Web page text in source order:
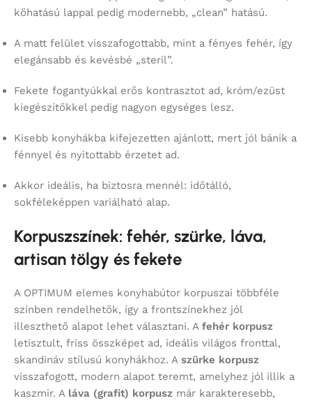
kőhatású lappal pedig modernebb, „clean” hatású.
A matt felület visszafogottabb, mint a fényes fehér, így
elegánsabb és kevésbé „steril”.
Fekete fogantyúkkal erős kontrasztot ad, króm/ezüst
kiegészítőkkel pedig nagyon egységes lesz.
Kisebb konyhákba kifejezetten ajánlott, mert jól bánik a
fénnyel és nyitottabb érzetet ad.
Akkor ideális, ha biztosra mennél: időtálló,
sokféleképpen variálható alap.
Korpuszszínek: fehér, szürke, láva,
artisan tölgy és fekete
A OPTIMUM elemes konyhabútor korpuszai többféle
színben rendelhetők, így a frontszínekhez jól
illeszthető alapot lehet választani. A fehér korpusz
letisztult, friss összképet ad, ideális világos fronttal,
skandináv stílusú konyhákhoz. A szürke korpusz
visszafogott, modern alapot teremt, amelyhez jól illik a
kaszmir. A láva (grafit) korpusz már karakteresebb,